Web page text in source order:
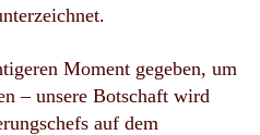
Moment gegeben, um
– unsere Botschaft wird
auf dem